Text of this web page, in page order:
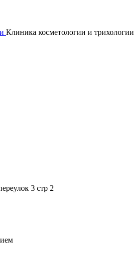
Клиника косметологии и трихологии
3 стр 2